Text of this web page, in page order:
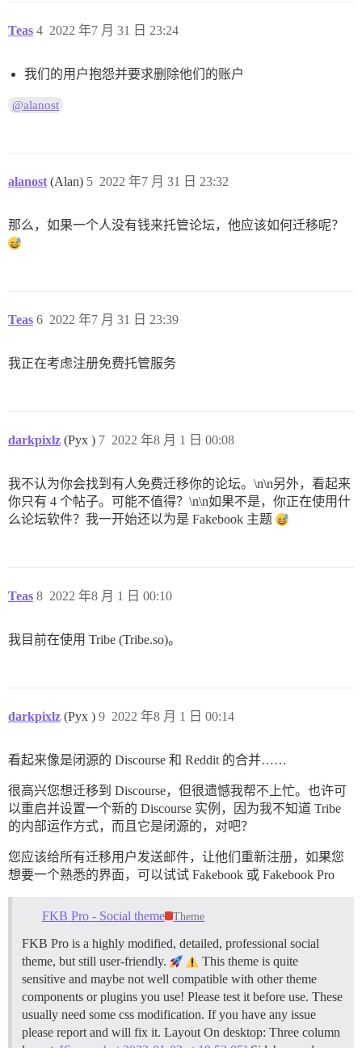
Teas 2022 年7 月 31 日 23:24
4
我们的用户抱怨并要求删除他们的账户
@alanost
alanost (Alan) 2022 年7 月 31 日 23:32
5
那么，如果一个人没有钱来托管论坛，他应该如何迁移呢？
Teas 2022 年7 月 31 日 23:39
6
我正在考虑注册免费托管服务
darkpixlz (Pyx ) 2022 年8 月 1 日 00:08
7
我不认为你会找到有人免费迁移你的论坛。\n\n另外，看起来
你只有 4 个帖子。可能不值得？\n\n如果不是，你正在使用什
么论坛软件？我一开始还以为是 Fakebook 主题
Teas 2022 年8 月 1 日 00:10
8
我目前在使用 Tribe (Tribe.so)。
darkpixlz (Pyx ) 2022 年8 月 1 日 00:14
9
看起来像是闭源的 Discourse 和 Reddit 的合并……
很高兴您想迁移到 Discourse，但很遗憾我帮不上忙。也许可
以重启并设置一个新的 Discourse 实例，因为我不知道 Tribe
的内部运作方式，而且它是闭源的，对吧？
您应该给所有迁移用户发送邮件，让他们重新注册，如果您
想要一个熟悉的界面，可以试试 Fakebook 或 Fakebook Pro
FKB Pro - Social theme Theme
FKB Pro is a highly modified, detailed, professional social
theme, but still user-friendly.
This theme is quite
sensitive and maybe not well compatible with other theme
components or plugins you use! Please test it before use. These
usually need some css modification. If you have any issue
please report and will fix it. Layout On desktop: Three column